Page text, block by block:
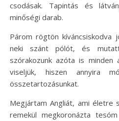
csodásak. Tapintás és
minőségi darab.
Párom rögtön
neki szánt pólót, és
szórakozunk azóta is minden
viseljük, hiszen annyira
összetartozásunkat.
Megjártam Angliát, ami életre
remekül megkoronázta